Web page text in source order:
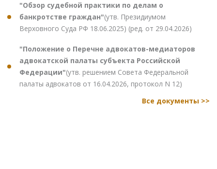
"Обзор судебной практики по делам о
банкротстве граждан"(утв. Президиумом
Верховного Суда РФ 18.06.2025) (ред. от 29.04.2026)
"Положение о Перечне адвокатов-медиаторов
адвокатской палаты субъекта Российской
Федерации"(утв. решением Совета Федеральной
палаты адвокатов от 16.04.2026, протокол N 12)
Все документы >>